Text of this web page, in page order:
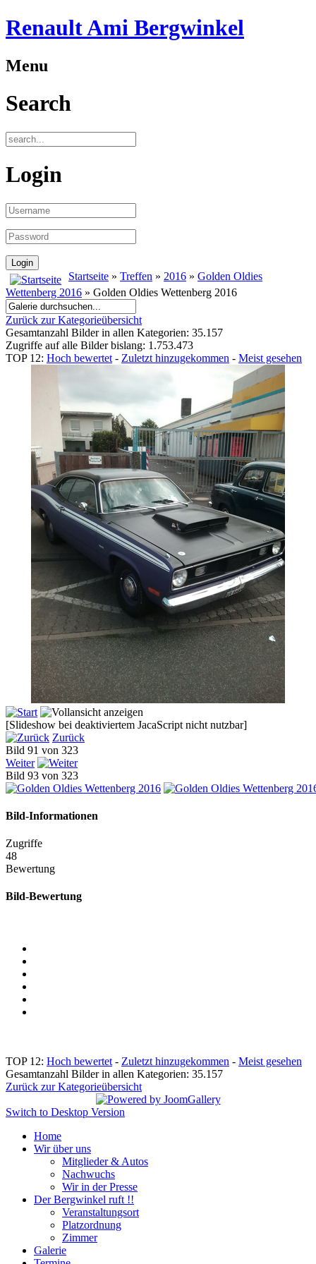
Renault Ami Bergwinkel
Menu
Search
Login
Startseite » Treffen » 2016 » Golden Oldies
Wettenberg 2016 » Golden Oldies Wettenberg 2016
Zurück zur Kategorieübersicht
Gesamtanzahl Bilder in allen Kategorien: 35.157
Zugriffe auf alle Bilder bislang: 1.753.473
TOP 12: Hoch bewertet - Zuletzt hinzugekommen - Meist gesehen
[Slideshow bei deaktiviertem JacaScript nicht nutzbar]
Zurück
Bild 91 von 323
Weiter
Bild 93 von 323
Bild-Informationen
Zugriffe
48
Bewertung
Bild-Bewertung
TOP 12: Hoch bewertet - Zuletzt hinzugekommen - Meist gesehen
Gesamtanzahl Bilder in allen Kategorien: 35.157
Zurück zur Kategorieübersicht
Switch to Desktop Version
Home
Wir über uns
Mitglieder & Autos
Nachwuchs
Wir in der Presse
Der Bergwinkel ruft !!
Veranstaltungsort
Platzordnung
Zimmer
Galerie